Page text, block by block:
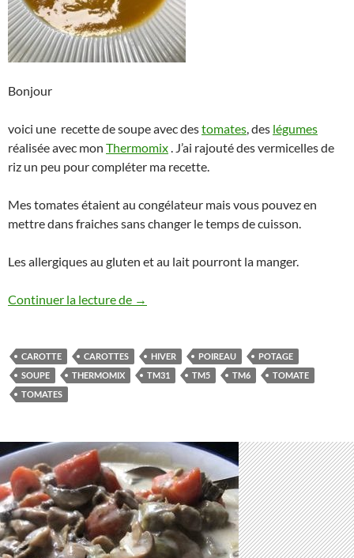
Bonjour
voici une recette de soupe avec destomates , des légumes
réalisée avec mon Thermomix . J’ai rajouté des vermicelles de
riz un peu pour compléter ma recette.
Mes tomates étaient au congélateur mais vous pouvez en
mettre dans fraiches sans changer le temps de cuisson.
Les allergiques au gluten et au lait pourront la manger.
Continuer la lecture de Soupe de légumes à la tomate au
→
CAROTTE CAROTTES HIVER POIREAU
POTAGE
SOUPE
THERMOMIX TM31 TM5 TM6
TOMATE
TOMATES